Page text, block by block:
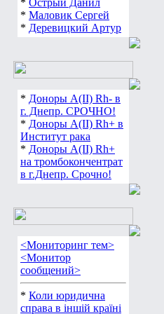
* Острый Данил
* Маловик Сергей
* Деревицкий Артур
* Доноры А(ІІ) Rh- в
г. Днепр. СРОЧНО!
* Доноры А(ІІ) Rh+ в
Институт рака
* Доноры А(ІІ) Rh+
на тромбокончентрат
в г.Днепр. Срочно!
<Мониторинг тем>
<Монитор
сообщений>
* Коли юридична
справа в іншій країні